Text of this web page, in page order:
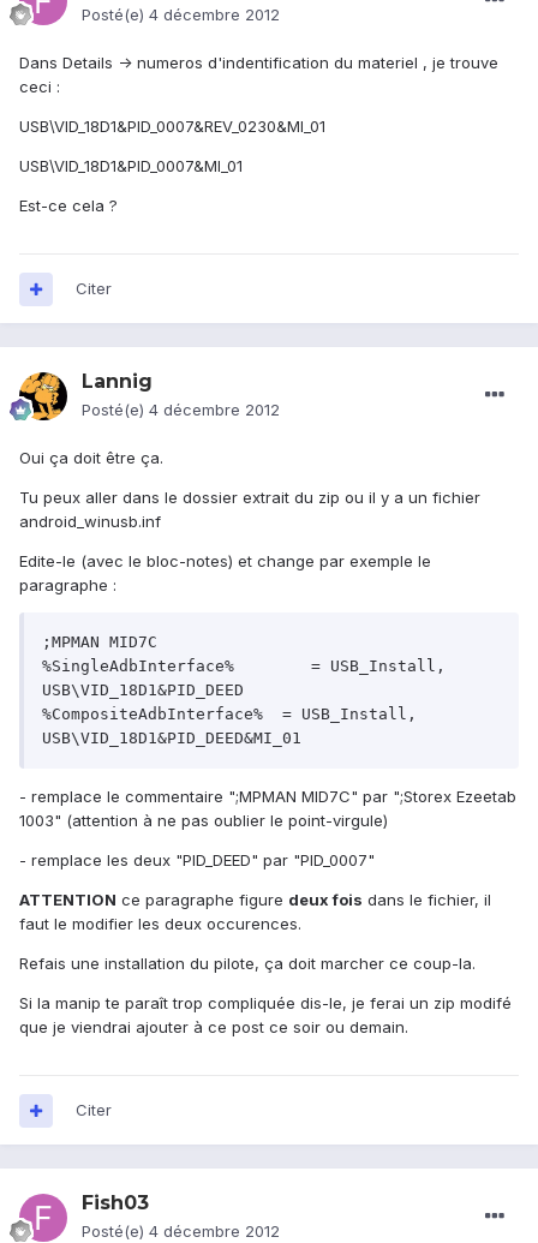
Posté(e) 4 décembre 2012
Dans Details -> numeros d'indentification du materiel , je trouve
ceci :
USB\VID_18D1&PID_0007&REV_0230&MI_01
USB\VID_18D1&PID_0007&MI_01
Est-ce cela ?
Citer
Lannig
Posté(e) 4 décembre 2012
Oui ça doit être ça.
Tu peux aller dans le dossier extrait du zip ou il y a un fichier
android_winusb.inf
Edite-le (avec le bloc-notes) et change par exemple le
paragraphe :
;MPMAN MID7C
%SingleAdbInterface%	    = USB_Install,
USB\VID_18D1&PID_DEED
%CompositeAdbInterface%	 = USB_Install,
- remplace le commentaire ";MPMAN MID7C" par ";Storex Ezeetab
1003" (attention à ne pas oublier le point-virgule)
- remplace les deux "PID_DEED" par "PID_0007"
ATTENTION ce paragraphe figure deux fois dans le fichier, il
faut le modifier les deux occurences.
Refais une installation du pilote, ça doit marcher ce coup-la.
Si la manip te paraît trop compliquée dis-le, je ferai un zip modifé
que je viendrai ajouter à ce post ce soir ou demain.
Citer
Fish03
Posté(e) 4 décembre 2012